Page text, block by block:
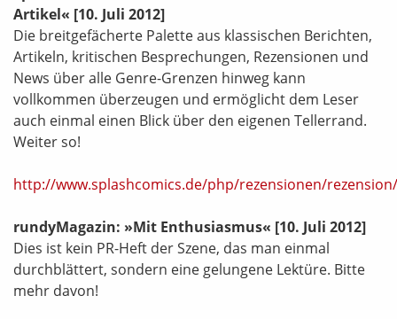
Artikel« [10. Juli 2012]
Die breitgefächerte Palette aus klassischen Berichten,
Artikeln, kritischen Besprechungen, Rezensionen und
News über alle Genre-Grenzen hinweg kann
vollkommen überzeugen und ermöglicht dem Leser
auch einmal einen Blick über den eigenen Tellerrand.
Weiter so!
http://www.splashcomics.de/php/rezensionen/
rundyMagazin: »Mit Enthusiasmus« [10. Juli 2012]
Dies ist kein PR-Heft der Szene, das man einmal
durchblättert, sondern eine gelungene Lektüre. Bitte
mehr davon!